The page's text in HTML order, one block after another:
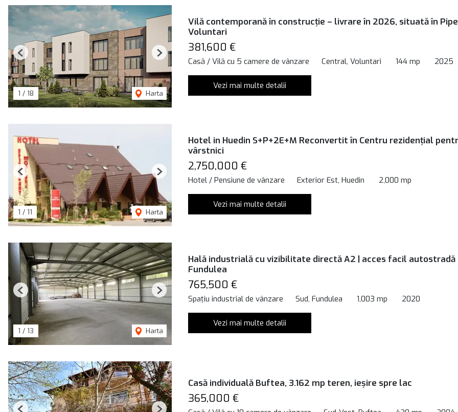
1 / 18 Harta
Previous Next
Vilă contemporană în construcție – livrare în 2026, situată în
Voluntari
381,600 €
Casă / Vilă cu 5 camere de vânzare Central, Voluntari 144 mp 2025
Vezi mai multe detalii
1 / 11 Harta
Previous Next
Hotel in Huedin S+P+2E+M Reconvertit în Centru rezidențial
vârstnici
2,750,000 €
Hotel / Pensiune de vânzare Exterior Est, Huedin 2,000 mp
Vezi mai multe detalii
1 / 13 Harta
Previous Next
Hală industrială cu vizibilitate directă A2 | acces facil autostradă
Fundulea
765,500 €
Spațiu industrial de vânzare Sud, Fundulea 1,003 mp 2020
Vezi mai multe detalii
Casă individuală Buftea, 3.162 mp teren, ieșire spre lac
365,000 €